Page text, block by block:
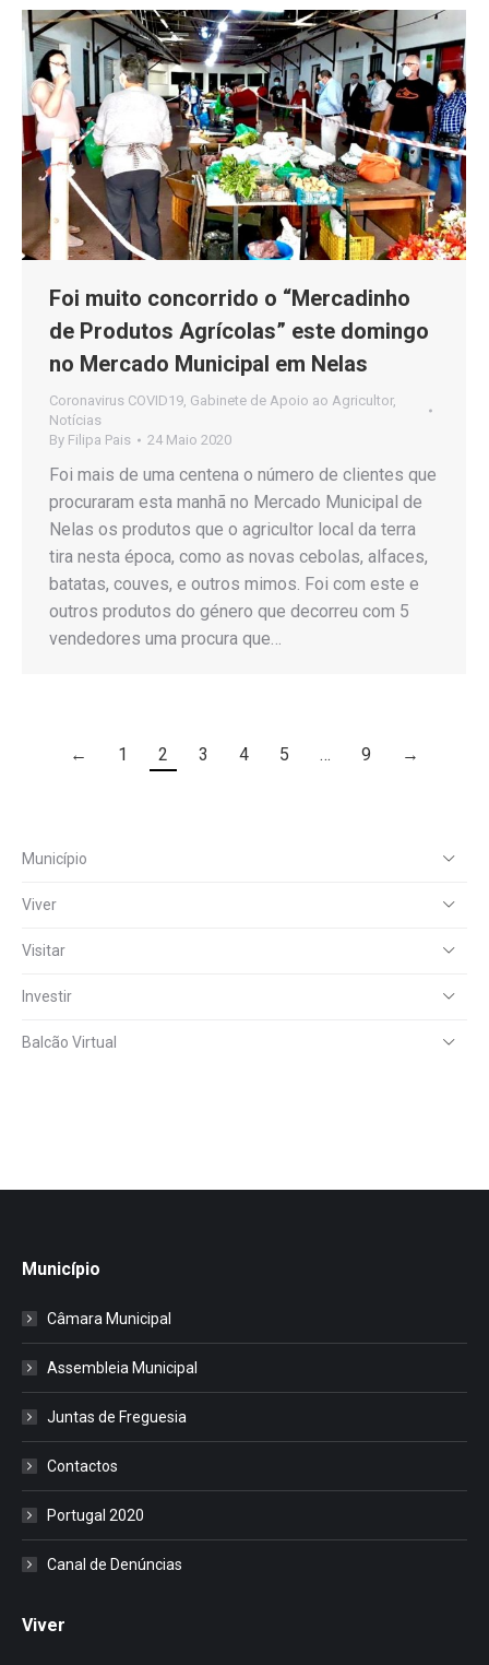
Foi muito concorrido o “Mercadinho
de Produtos Agrícolas” este domingo
no Mercado Municipal em Nelas
Coronavirus COVID19 Gabinete de Apoio ao Agricultor,
Notícias
By Filipa Pais 24 Maio 2020
Foi mais de uma centena o número de clientes que
procuraram esta manhã no Mercado Municipal de
Nelas os produtos que o agricultor local da terra
tira nesta época, como as novas cebolas, alfaces,
batatas, couves, e outros mimos. Foi com este e
outros produtos do género que decorreu com 5
vendedores uma procura que…
← 1 2 3 4 5 … 9 →
Município
Viver
Visitar
Investir
Balcão Virtual
Município
Câmara Municipal
Assembleia Municipal
Juntas de Freguesia
Contactos
Portugal 2020
Canal de Denúncias
Viver